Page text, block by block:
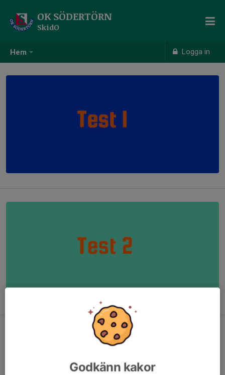
Hem Logga in
OK SÖDERTÖRN
SkidO
Godkänn kakor